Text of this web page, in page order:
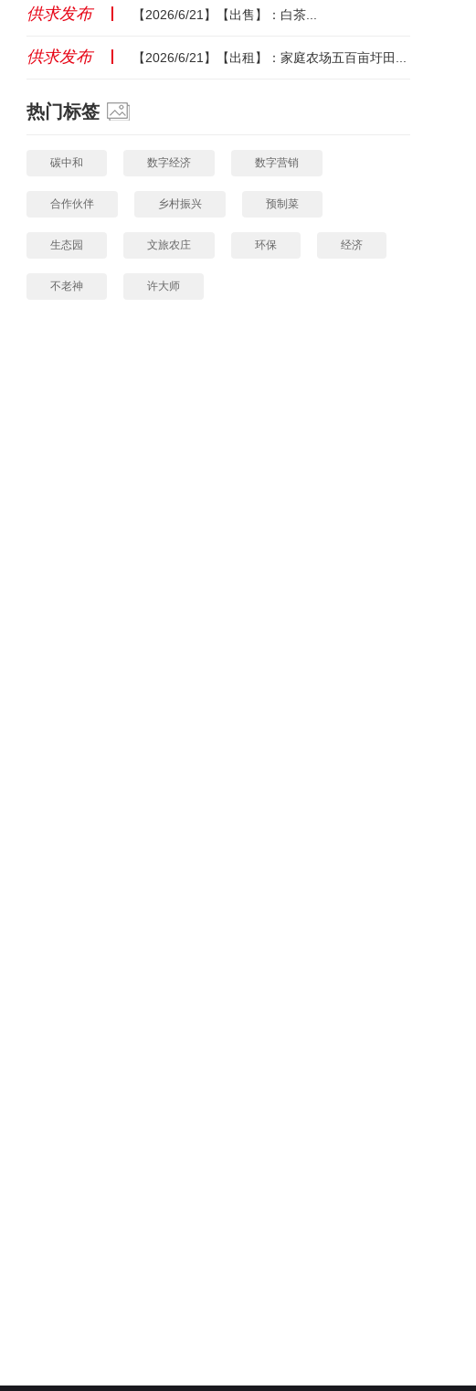
供求发布 【2026/6/21】【出售】：白茶...
供求发布 【2026/6/21】【出租】：家庭农场五百亩圩田...
热门标签
碳中和 数字经济 数字营销
合作伙伴 乡村振兴 预制菜
生态园 文旅农庄 环保 经济
不老神 许大师